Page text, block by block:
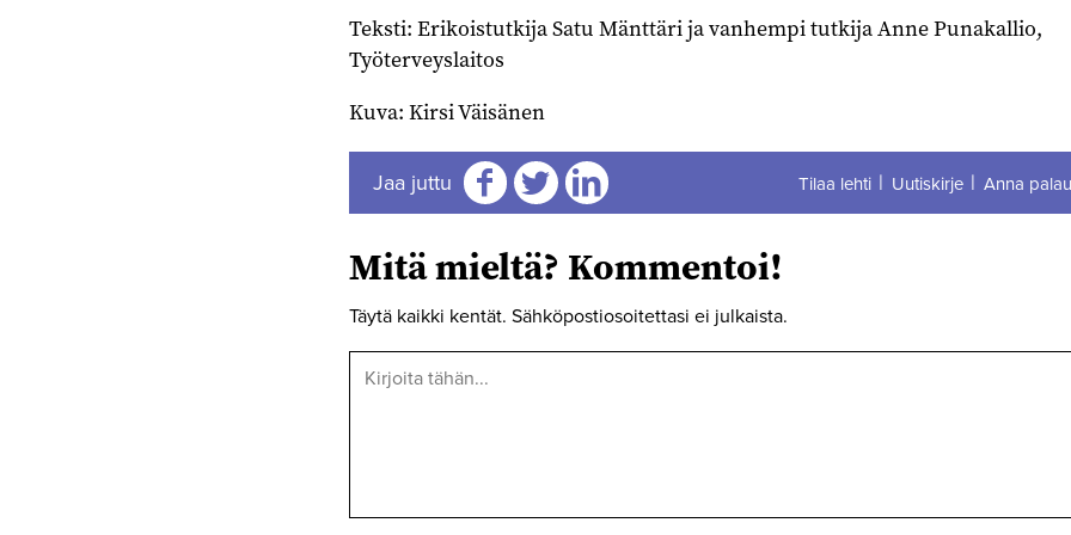
Teksti: Erikoistutkija Satu Mänttäri ja vanhempi tutkija Anne Punakallio,
Työterveyslaitos
Kuva: Kirsi Väisänen
Jaa juttu
JaaJaaJaa
Tilaa lehti Uutiskirje Anna
Mitä mieltä? Kommentoi!
Täytä kaikki kentät. Sähköpostiosoitettasi ei julkaista.